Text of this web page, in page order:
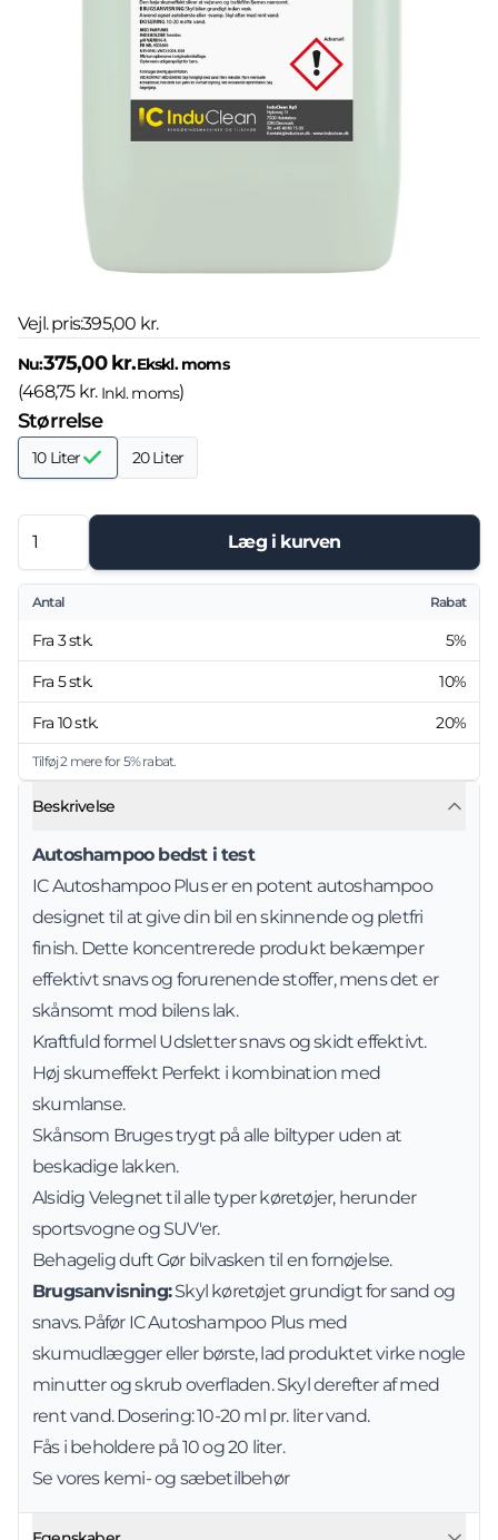
Vejl. pris:395,00 kr.
Nu:375,00 kr.Ekskl. moms
(468,75 kr. Inkl. moms)
Størrelse
10 Liter 20 Liter
Læg i kurven
Antal Rabat
Fra 3stk. 5%
Fra 5stk. 10%
Fra 10stk. 20%
Tilføj2mere for5%rabat.
Beskrivelse
Autoshampoo bedst i test
IC Autoshampoo Plus er en potent autoshampoo
designet til at give din bil en skinnende og pletfri
finish. Dette koncentrerede produkt bekæmper
effektivt snavs og forurenende stoffer, mens det er
skånsomt mod bilens lak.
Kraftfuld formel Udsletter snavs og skidt effektivt.
Høj skumeffekt Perfekt i kombination med
skumlanse.
Skånsom Bruges trygt på alle biltyper uden at
beskadige lakken.
Alsidig Velegnet til alle typer køretøjer, herunder
sportsvogne og SUV'er.
Behagelig duft Gør bilvasken til en fornøjelse.
Brugsanvisning:Skyl køretøjet grundigt for sand og
snavs. Påfør IC Autoshampoo Plus med
skumudlægger eller børste, lad produktet virke nogle
minutter og skrub overfladen. Skyl derefter af med
rent vand. Dosering: 10-20 ml pr. liter vand.
Fås i beholdere på 10 og 20 liter.
Se vores kemi- og sæbetilbehør